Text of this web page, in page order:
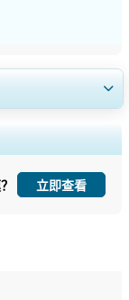
， 竞争基准分析，
立即查看